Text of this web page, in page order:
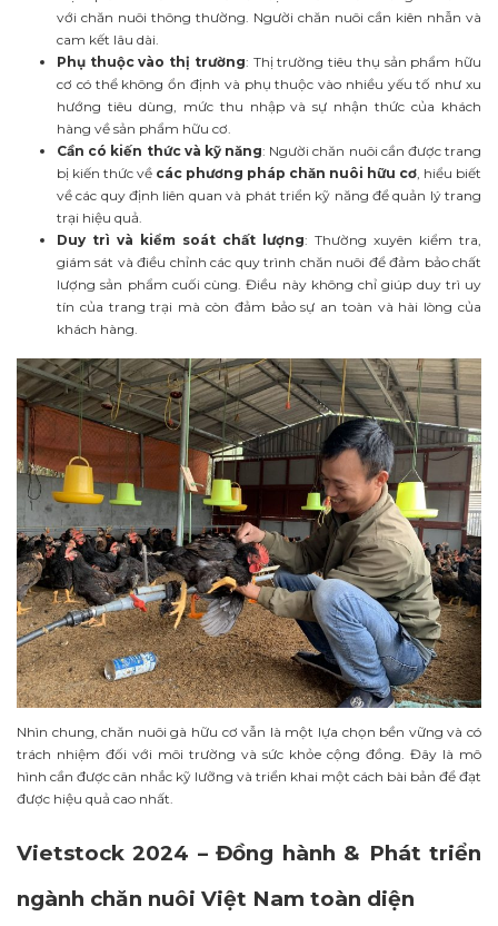
với chăn nuôi thông thường. Người chăn nuôi cần kiên nhẫn và
cam kết lâu dài.
Phụ thuộc vào thị trường: Thị trường tiêu thụ sản phẩm hữu
cơ có thể không ổn định và phụ thuộc vào nhiều yếu tố như xu
hướng tiêu dùng, mức thu nhập và sự nhận thức của khách
hàng về sản phẩm hữu cơ.
Cần có kiến thức và kỹ năng: Người chăn nuôi cần được trang
bị kiến thức về các phương pháp chăn nuôi hữu cơ, hiểu biết
về các quy định liên quan và phát triển kỹ năng để quản lý trang
trại hiệu quả.
Duy trì và kiểm soát chất lượng: Thường xuyên kiểm tra,
giám sát và điều chỉnh các quy trình chăn nuôi để đảm bảo chất
lượng sản phẩm cuối cùng. Điều này không chỉ giúp duy trì uy
tín của trang trại mà còn đảm bảo sự an toàn và hài lòng của
khách hàng.
Nhìn chung, chăn nuôi gà hữu cơ vẫn là một lựa chọn bền vững và có
trách nhiệm đối với môi trường và sức khỏe cộng đồng. Đây là mô
hình cần được cân nhắc kỹ lưỡng và triển khai một cách bài bản để đạt
được hiệu quả cao nhất.
Vietstock 2024 – Đồng hành & Phát triển
ngành chăn nuôi Việt Nam toàn diện